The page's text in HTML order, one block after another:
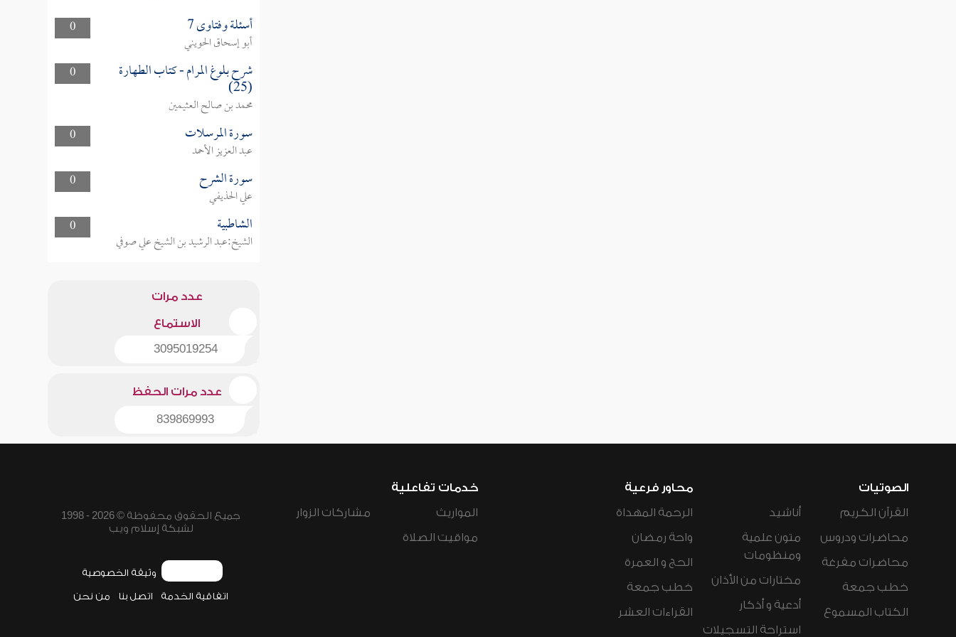
0 أسئلة وفتاوى 7
أبو إسحاق الحويني
0
شرح بلوغ المرام - كتاب الطهارة
(25)
محمد بن صالح العثيمين
0
سورة المرسلات
عبد العزيز الأحمد
0
سورة الشرح
علي الحذيفي
0
الشاطبية
الشيخ:عبد الرشيد بن الشيخ علي صوفي
عدد مرات
الاستماع
3095019254
عدد مرات الحفظ
839869993
الصوتيات
القرآن الكريم
محاضرات ودروس
محاضرات مفرغة
خطب جمعة
الكتاب المسموع
أناشيد
متون علمية
ومنظومات
مختارات من الأذان
أدعية و أذكار
استراحة التسجيلات
محاور فرعية
الرحمة المهداة
واحة رمضان
الحج و العمرة
خطب جمعة
القراءات العشر
خدمات تفاعلية
المواريث
مواقيت الصلاة
مشاركات الزوار
جميع الحقوق محفوظة © 2026 - 1998
لشبكة إسلام ويب
وثيقة الخصوصية
اتفاقية الخدمة اتصل بنا من نحن